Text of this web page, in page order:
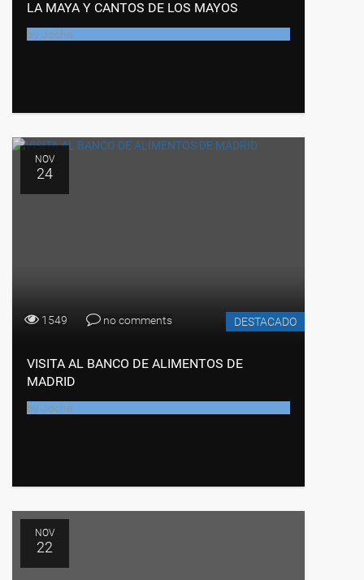
LA MAYA Y CANTOS DE LOS MAYOS
by Joche
NOV
24
1549 no comments DESTACADO
VISITA AL BANCO DE ALIMENTOS DE
MADRID
by Joche
NOV
22